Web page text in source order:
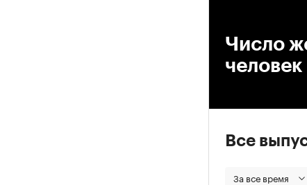
Число
человек
Все
За все время